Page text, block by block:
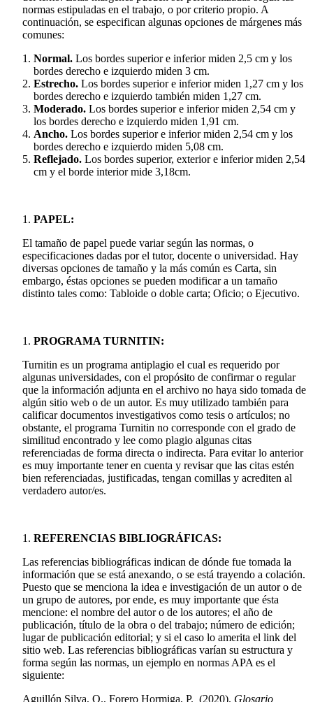
normas estipuladas en el trabajo, o por criterio propio. A
continuación, se especifican algunas opciones de márgenes más
comunes:
Normal. Los bordes superior e inferior miden 2,5 cm y los
bordes derecho e izquierdo miden 3 cm.
Estrecho. Los bordes superior e inferior miden 1,27 cm y los
bordes derecho e izquierdo también miden 1,27 cm.
Moderado. Los bordes superior e inferior miden 2,54 cm y
los bordes derecho e izquierdo miden 1,91 cm.
Ancho. Los bordes superior e inferior miden 2,54 cm y los
bordes derecho e izquierdo miden 5,08 cm.
Reflejado. Los bordes superior, exterior e inferior miden 2,54
cm y el borde interior mide 3,18cm.
PAPEL:
El tamaño de papel puede variar según las normas, o
especificaciones dadas por el tutor, docente o universidad. Hay
diversas opciones de tamaño y la más común es Carta, sin
embargo, éstas opciones se pueden modificar a un tamaño
distinto tales como: Tabloide o doble carta; Oficio; o Ejecutivo.
PROGRAMA TURNITIN:
Turnitin es un programa antiplagio el cual es requerido por
algunas universidades, con el propósito de confirmar o regular
que la información adjunta en el archivo no haya sido tomada de
algún sitio web o de un autor. Es muy utilizado también para
calificar documentos investigativos como tesis o artículos; no
obstante, el programa Turnitin no corresponde con el grado de
similitud encontrado y lee como plagio algunas citas
referenciadas de forma directa o indirecta. Para evitar lo anterior
es muy importante tener en cuenta y revisar que las citas estén
bien referenciadas, justificadas, tengan comillas y acrediten al
verdadero autor/es.
REFERENCIAS BIBLIOGRÁFICAS:
Las referencias bibliográficas indican de dónde fue tomada la
información que se está anexando, o se está trayendo a colación.
Puesto que se menciona la idea e investigación de un autor o de
un grupo de autores, por ende, es muy importante que ésta
mencione: el nombre del autor o de los autores; el año de
publicación, título de la obra o del trabajo; número de edición;
lugar de publicación editorial; y si el caso lo amerita el link del
sitio web. Las referencias bibliográficas varían su estructura y
forma según las normas, un ejemplo en normas APA es el
siguiente:
Aguillón Silva, O., Forero Hormiga, P. (2020). Glosario